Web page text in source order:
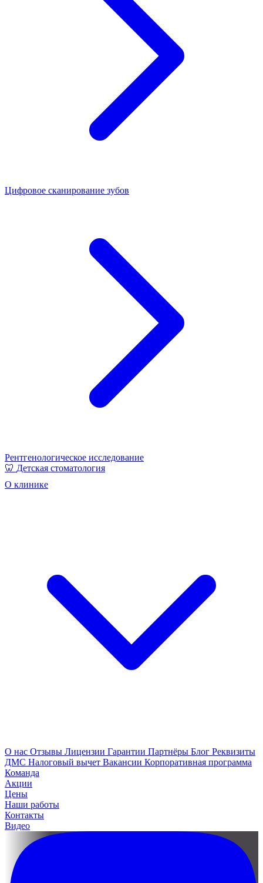
Цифровое сканирование зубов
Рентгенологическое исследование
🦷 Детская стоматология
О клинике
О нас Отзывы Лицензии Гарантии Партнёры Блог Реквизиты
ДМС Налоговый вычет Вакансии Корпоративная программа
Команда
Акции
Цены
Наши работы
Контакты
Видео